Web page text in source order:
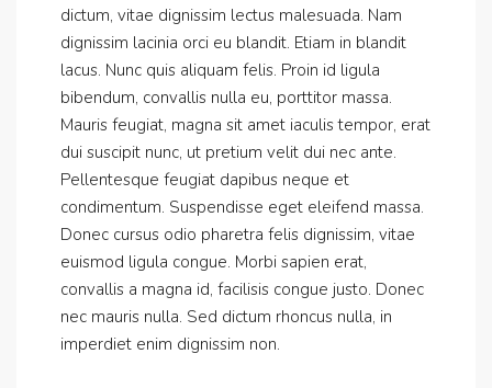
dictum, vitae dignissim lectus malesuada. Nam
dignissim lacinia orci eu blandit. Etiam in blandit
lacus. Nunc quis aliquam felis. Proin id ligula
bibendum, convallis nulla eu, porttitor massa.
Mauris feugiat, magna sit amet iaculis tempor, erat
dui suscipit nunc, ut pretium velit dui nec ante.
Pellentesque feugiat dapibus neque et
condimentum. Suspendisse eget eleifend massa.
Donec cursus odio pharetra felis dignissim, vitae
euismod ligula congue. Morbi sapien erat,
convallis a magna id, facilisis congue justo. Donec
nec mauris nulla. Sed dictum rhoncus nulla, in
imperdiet enim dignissim non.